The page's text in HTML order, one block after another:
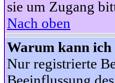
sie um Zugang
Nach oben
Warum kann ich
Nur registrierte